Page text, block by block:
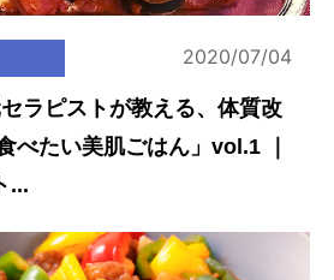
2020/07/04
ラピストが教える、体質改
べたい美肌ごはん」vol.1 ｜
...